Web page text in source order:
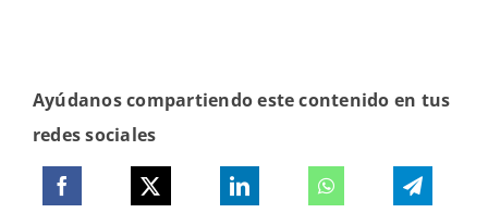
Ayúdanos compartiendo este contenido en tus
redes sociales